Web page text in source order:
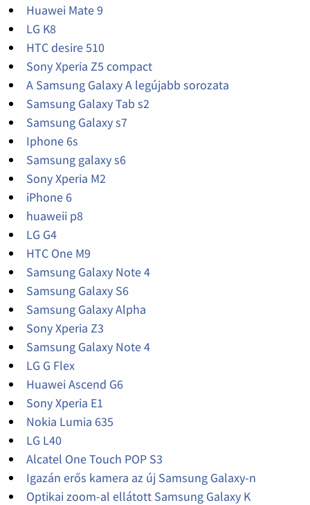
Huawei Mate 9
LG K8
HTC desire 510
Sony Xperia Z5 compact
A Samsung Galaxy A legújabb sorozata
Samsung Galaxy Tab s2
Samsung Galaxy s7
Iphone 6s
Samsung galaxy s6
Sony Xperia M2
iPhone 6
huaweii p8
LG G4
HTC One M9
Samsung Galaxy Note 4
Samsung Galaxy S6
Samsung Galaxy Alpha
Sony Xperia Z3
Samsung Galaxy Note 4
LG G Flex
Huawei Ascend G6
Sony Xperia E1
Nokia Lumia 635
LG L40
Alcatel One Touch POP S3
Igazán erős kamera az új Samsung Galaxy-n
Optikai zoom-al ellátott Samsung Galaxy K